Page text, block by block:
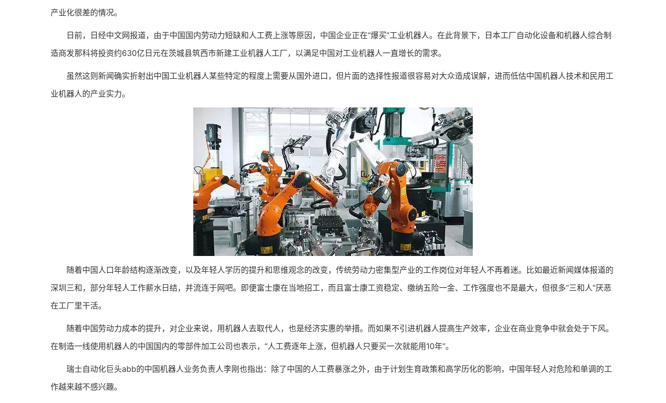
产业化很差的情况。
日前，日经中文网报道，由于中国国内劳动力短缺和人工费上涨等原因，中国企业正在“爆买”工业机器人。在此背景下，日本工厂自动化设备和机器人综合制
造商发那科将投资约630亿日元在茨城县筑西市新建工业机器人工厂，以满足中国对工业机器人一直增长的需求。
虽然这则新闻确实折射出中国工业机器人某些特定的程度上需要从国外进口，但片面的选择性报道很容易对大众造成误解，进而低估中国机器人技术和民用工
业机器人的产业实力。
随着中国人口年龄结构逐渐改变，以及年轻人学历的提升和思维观念的改变，传统劳动力密集型产业的工作岗位对年轻人不再着迷。比如最近新闻媒体报道的
深圳三和，部分年轻人工作薪水日结，并流连于网吧。即便富士康在当地招工，而且富士康工资稳定、缴纳五险一金、工作强度也不是最大，但很多“三和人”厌恶
在工厂里干活。
随着中国劳动力成本的提升，对企业来说，用机器人去取代人，也是经济实惠的举措。而如果不引进机器人提高生产效率，企业在商业竞争中就会处于下风。
在制造一线使用机器人的中国国内的零部件加工公司也表示，“人工费逐年上涨，但机器人只要买一次就能用10年”。
瑞士自动化巨头abb的中国机器人业务负责人李刚也指出：除了中国的人工费暴涨之外，由于计划生育政策和高学历化的影响，中国年轻人对危险和单调的工
作越来越不感兴趣。